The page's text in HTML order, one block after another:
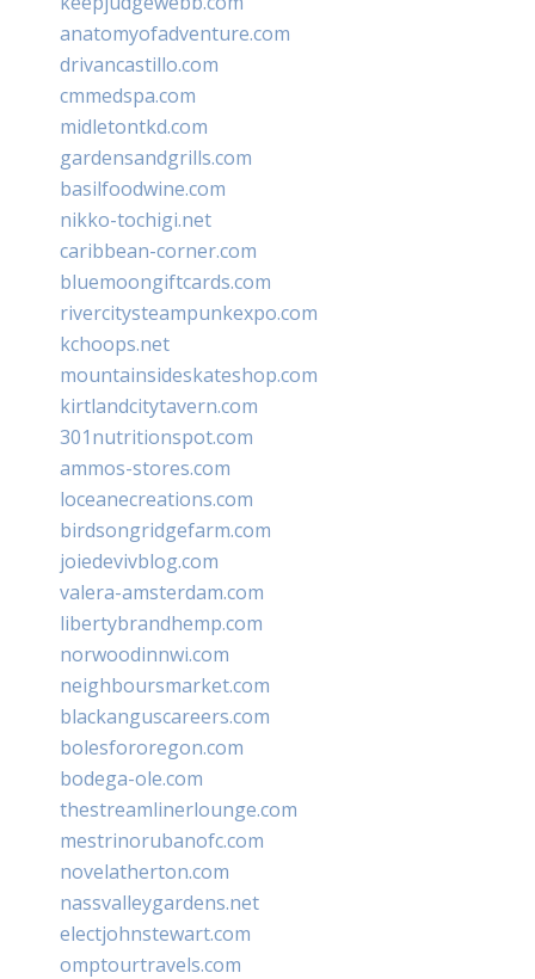
anatomyofadventure.com
drivancastillo.com
cmmedspa.com
midletontkd.com
gardensandgrills.com
basilfoodwine.com
nikko-tochigi.net
caribbean-corner.com
bluemoongiftcards.com
rivercitysteampunkexpo.com
kchoops.net
mountainsideskateshop.com
kirtlandcitytavern.com
301nutritionspot.com
ammos-stores.com
loceanecreations.com
birdsongridgefarm.com
joiedevivblog.com
valera-amsterdam.com
libertybrandhemp.com
norwoodinnwi.com
neighboursmarket.com
blackanguscareers.com
bolesfororegon.com
bodega-ole.com
thestreamlinerlounge.com
mestrinorubanofc.com
novelatherton.com
nassvalleygardens.net
electjohnstewart.com
omptourtravels.com